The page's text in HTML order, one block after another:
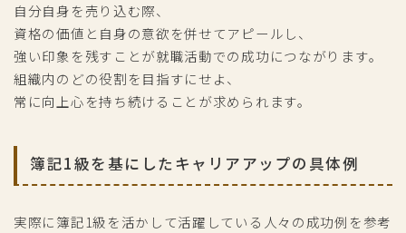
自分自身を売り込む際、
資格の価値と自身の意欲を併せてアピールし、
強い印象を残すことが就職活動での成功につながります。
組織内のどの役割を目指すにせよ、
常に向上心を持ち続けることが求められます。
簿記1級を基にしたキャリアアップの具体例
実際に簿記1級を活かして活躍している人々の成功例を参考